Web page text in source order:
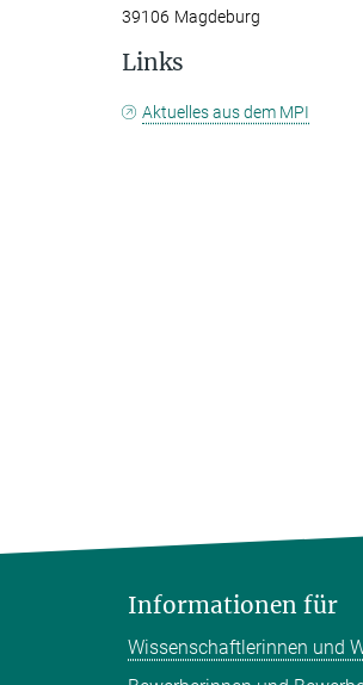
39106 Magdeburg
Links
Aktuelles aus dem MPI
Informationen für
Wissenschaftlerinnen und